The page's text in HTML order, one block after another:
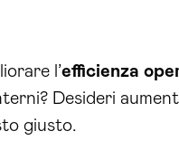
l’efficienza
Desideri
giusto.